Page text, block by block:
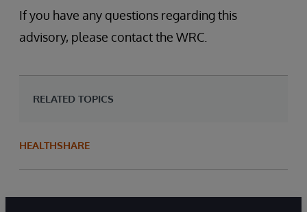
If you have any questions regarding this
advisory, please contact the WRC.
RELATED TOPICS
HEALTHSHARE